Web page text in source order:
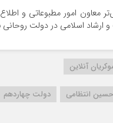
معاون امور مطبوعاتی و
ارشاد اسلامی در دولت
آنلاین
حسین انتظامی دولت چهاردهم